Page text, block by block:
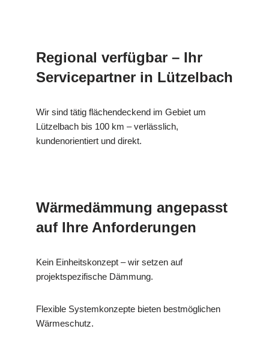
Regional verfügbar – Ihr
Servicepartner in Lützelbach
Wir sind tätig flächendeckend im Gebiet um
Lützelbach bis 100 km – verlässlich,
kundenorientiert und direkt.
Wärmedämmung angepasst
auf Ihre Anforderungen
Kein Einheitskonzept – wir setzen auf
projektspezifische Dämmung.
Flexible Systemkonzepte bieten bestmöglichen
Wärmeschutz.